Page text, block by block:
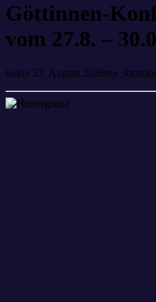
Göttinnen-
vom 27.8. –
today 27. August 2026